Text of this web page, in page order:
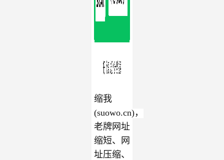
缩我
(suowo.cn)，
老牌网址
缩短、网
址压缩、